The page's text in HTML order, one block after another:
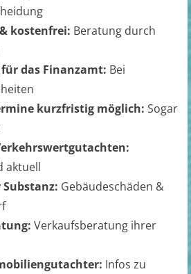
kostenfrei: Beratung durch
das Finanzamt: Bei
kurzfristig möglich: Sogar
aktuell
Gebäudeschäden &
Verkaufsberatung ihrer
Infos zu